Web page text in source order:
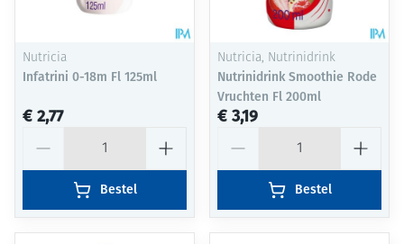
Nutricia
Infatrini 0-18m Fl 125ml
€ 2,77
Bestel
Nutricia, Nutrinidrink
Nutrinidrink Smoothie Rode
Vruchten Fl 200ml
€ 3,19
Bestel